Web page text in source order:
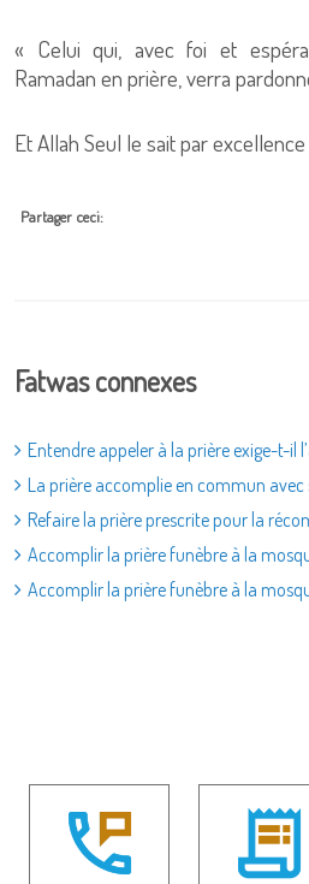
« Celui qui, avec foi et
Ramadan en prière, verra
Et Allah Seul le sait par excellence
Partager ceci:
Fatwas connexes
Entendre appeler à la prière exige-t-il
La prière accomplie en commun
Refaire la prière prescrite pour la
Accomplir la prière funèbre à la
Accomplir la prière funèbre à la